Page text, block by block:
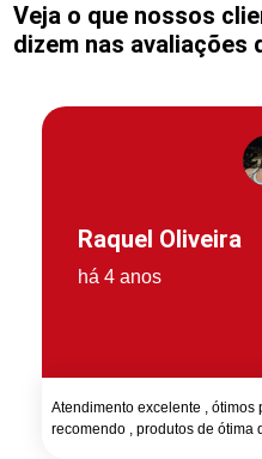
Veja o que nossos
dizem nas avaliações
Raquel Oliveira
há 4 anos
Atendimento excelente ,
recomendo , produtos de ótima